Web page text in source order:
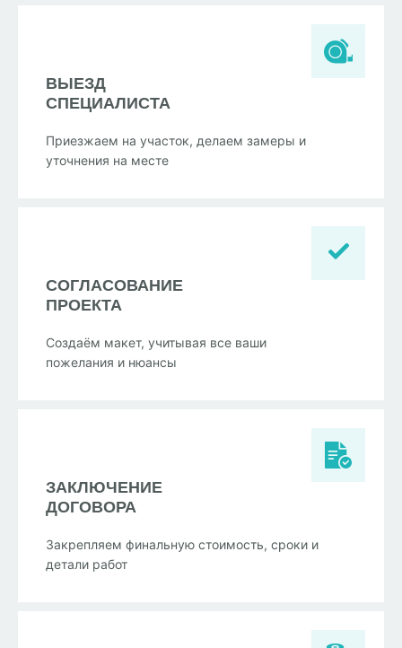
ВЫЕЗД
СПЕЦИАЛИСТА
Приезжаем на участок, делаем замеры и
уточнения на месте
СОГЛАСОВАНИЕ
ПРОЕКТА
Создаём макет, учитывая все ваши
пожелания и нюансы
ЗАКЛЮЧЕНИЕ
ДОГОВОРА
Закрепляем финальную стоимость, сроки и
детали работ